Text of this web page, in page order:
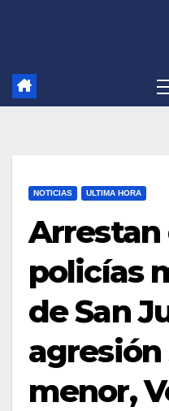
NOTICIAS ULTIMA HORA
Arrestan
policías
de San
agresión
menor,